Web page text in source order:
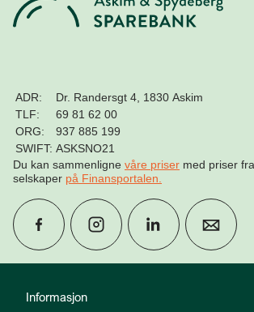
Informasjon
ADR:
Dr. Randersgt 4, 1830 Askim
TLF:
69 81 62 00
ORG:
937 885 199
SWIFT: ASKSNO21
Du kan sammenligne våre priser med priser
selskaper på Finansportalen